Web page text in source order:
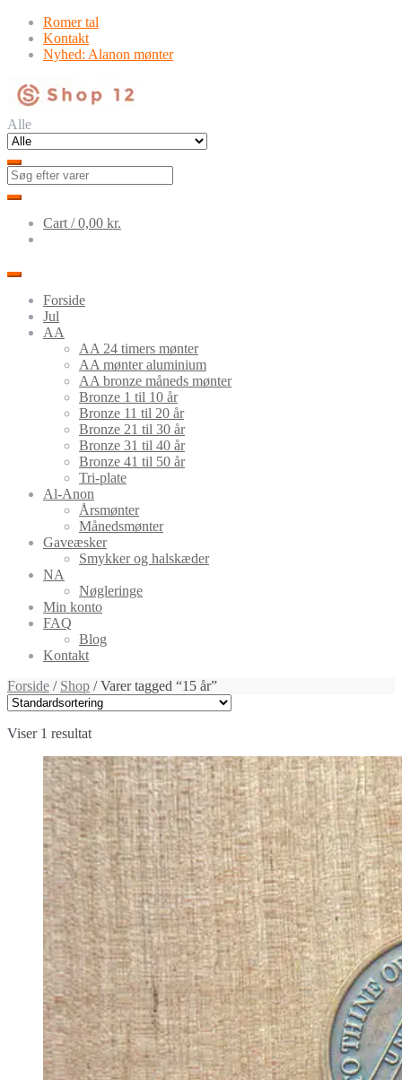
Skip
navigation
Skip
content
Romer tal
Kontakt
Nyhed: Alanon mønter
Alle
Cart /0,00 kr.
Forside
Jul
AA
AA 24 timers mønter
AA mønter aluminium
AA bronze måneds mønter
Bronze 1 til 10 år
Bronze 11 til 20 år
Bronze 21 til 30 år
Bronze 31 til 40 år
Bronze 41 til 50 år
Tri-plate
Al-Anon
Årsmønter
Månedsmønter
Gaveæsker
Smykker og halskæder
NA
Nøgleringe
Min konto
FAQ
Blog
Kontakt
Forside / Shop / Varer tagged “15 år”
Viser 1 resultat